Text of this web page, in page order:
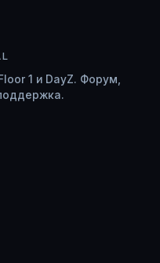
1 и DayZ. Форум,